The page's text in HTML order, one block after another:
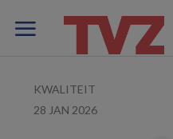
KWALITEIT
28 JAN 2026